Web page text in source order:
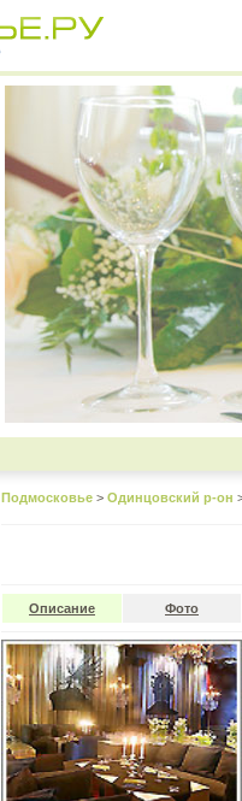
Подмосковье > Одинцовский р-он
Описание Фото